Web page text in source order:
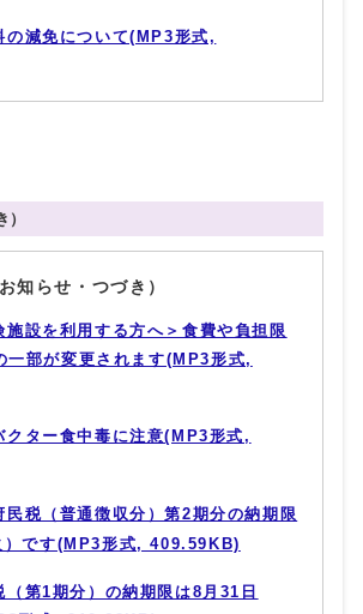
の減免について(MP3形式,
知らせ・つづき）
施設を利用する方へ＞食費や負担限
一部が変更されます(MP3形式,
クター食中毒に注意(MP3形式,
民税（普通徴収分）第2期分の納期限
）です(MP3形式, 409.59KB)
（第1期分）の納期限は8月31日